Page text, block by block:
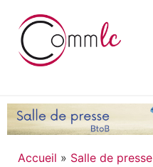
Accueil » Salle de presse